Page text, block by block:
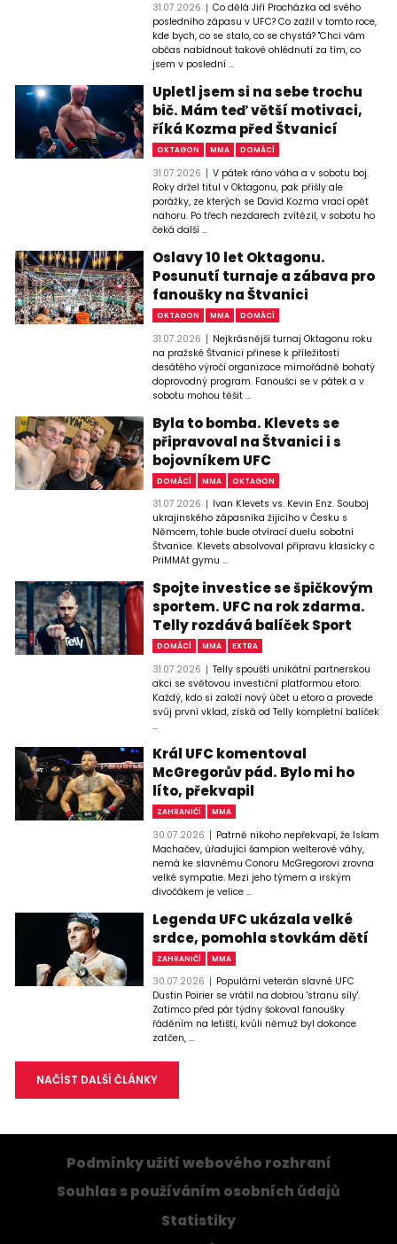
31.07.2026
Co dělá Jiří Procházka od svého
posledního zápasu v UFC? Co zažil v tomto roce,
kde bych, co se stalo, co se chystá? "Chci vám
občas nabídnout takové ohlédnutí za tím, co
jsem v poslední ...
Upletl jsem si na sebe trochu
bič. Mám teď větší motivaci,
říká Kozma před Štvanicí
OKTAGON MMA DOMÁCÍ
31.07.2026
V pátek ráno váha a v sobotu boj.
Roky držel titul v Oktagonu, pak přišly ale
porážky, ze kterých se David Kozma vrací opět
nahoru. Po třech nezdarech zvítězil, v sobotu ho
čeká další ...
Oslavy 10 let Oktagonu.
Posunutí turnaje a zábava pro
fanoušky na Štvanici
OKTAGON MMA DOMÁCÍ
31.07.2026
Nejkrásnější turnaj Oktagonu roku
na pražské Štvanici přinese k příležitosti
desátého výročí organizace mimořádně bohatý
doprovodný program. Fanoušci se v pátek a v
sobotu mohou těšit ...
Byla to bomba. Klevets se
připravoval na Štvanici i s
bojovníkem UFC
DOMÁCÍ MMA OKTAGON
31.07.2026
Ivan Klevets vs. Kevin Enz. Souboj
ukrajinského zápasníka žijícího v Česku s
Němcem, tohle bude otvírací duelu sobotní
Štvanice. Klevets absolvoval přípravu klasicky c
PriMMAt gymu ...
Spojte investice se špičkovým
sportem. UFC na rok zdarma.
Telly rozdává balíček Sport
DOMÁCÍ MMA EXTRA
31.07.2026
Telly spouští unikátní partnerskou
akci se světovou investiční platformou etoro.
Každý, kdo si založí nový účet u etoro a provede
svůj první vklad, získá od Telly kompletní balíček
...
Král UFC komentoval
McGregorův pád. Bylo mi ho
líto, překvapil
ZAHRANIČÍ MMA
30.07.2026
Patrně nikoho nepřekvapí, že Islam
Machačev, úřadující šampion welterové váhy,
nemá ke slavnému Conoru McGregorovi zrovna
velké sympatie. Mezi jeho týmem a irským
divočákem je velice ...
Legenda UFC ukázala velké
srdce, pomohla stovkám dětí
ZAHRANIČÍ MMA
30.07.2026
Populární veterán slavné UFC
Dustin Poirier se vrátil na dobrou 'stranu síly'.
Zatímco před pár týdny šokoval fanoušky
řáděním na letišti, kvůli němuž byl dokonce
zatčen, ...
NAČÍST DALŠÍ ČLÁNKY
Podmínky užití webového rozhraní
Souhlas s používáním osobních údajů
Statistiky